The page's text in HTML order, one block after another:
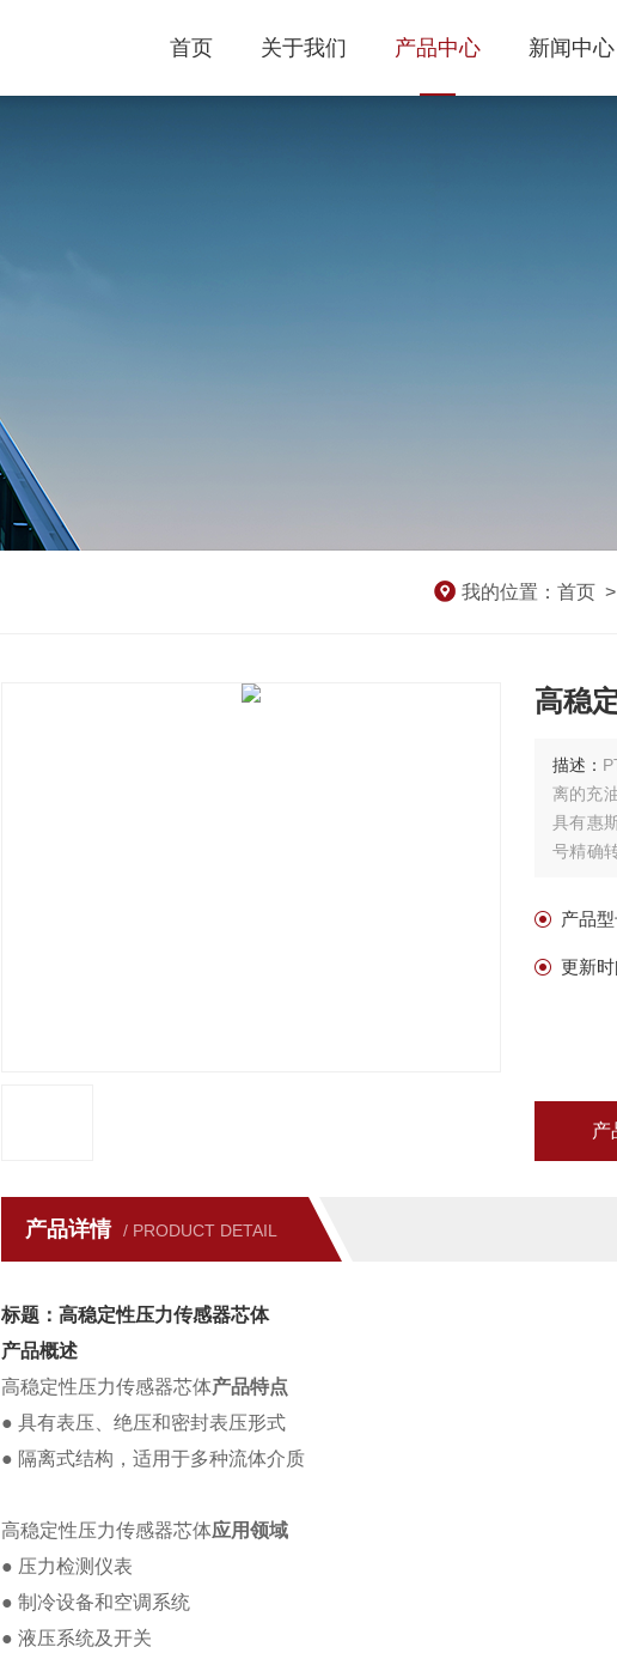
首页 关于我们 产品中心 新闻中心
我的位置： 首页 >
高稳
描述：
离的充
具有惠
号精确
一化，
产品型
更新时
产
产品详情 / PRODUCT DETAIL
标题：高稳定性压力传感器芯体
产品概述
高稳定性压力传感器芯体产品特点
● 具有表压、绝压和密封表压形式
● 隔离式结构，适用于多种流体介质
高稳定性压力传感器芯体应用领域
● 压力检测仪表
● 制冷设备和空调系统
● 液压系统及开关